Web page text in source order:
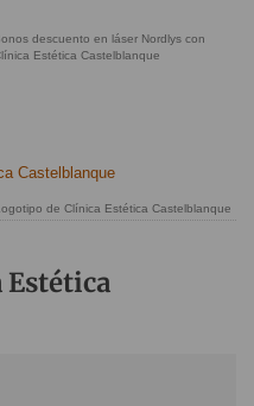
descuento en láser Nordlys con
Estética Castelblanque
de Clínica Estética Castelblanque
Estética